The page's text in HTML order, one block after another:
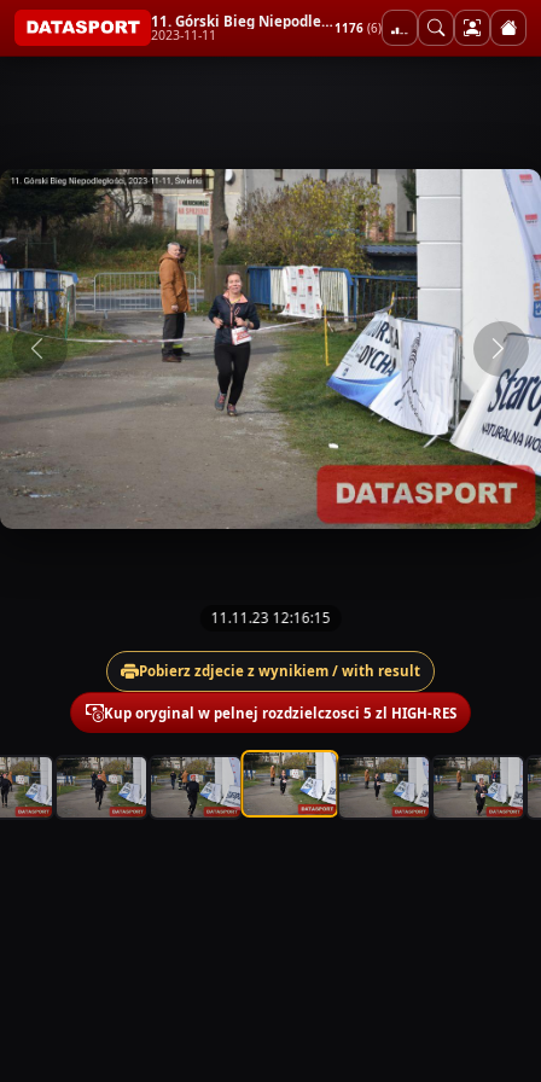
11. Górski Bieg Niepodległości
2023-11-11 1176 (6)
11.11.23 12:16:15
Pobierz zdjecie z wynikiem / with result
Kup oryginal w pelnej rozdzielczosci 5 zl HIGH-RES